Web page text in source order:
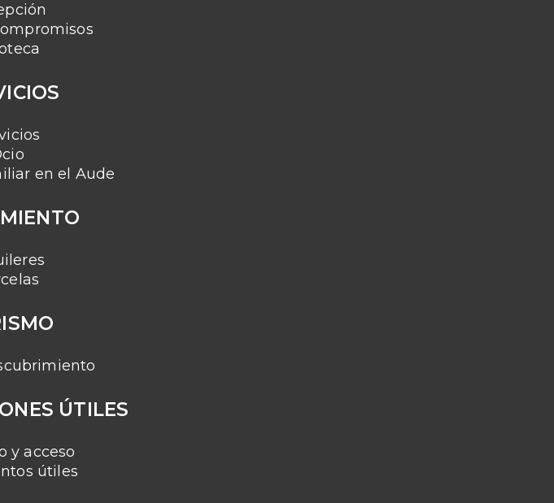
en el Aude
ÚTILES
y acceso
útiles